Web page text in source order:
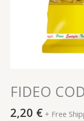
FIDEO
2,20 € + Free